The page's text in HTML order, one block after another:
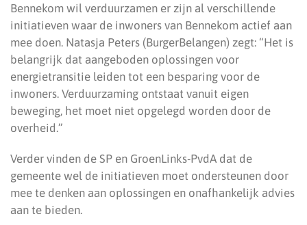
Bennekom wil verduurzamen er zijn al verschillende
initiatieven waar de inwoners van Bennekom actief aan
mee doen. Natasja Peters (BurgerBelangen) zegt: “Het is
belangrijk dat aangeboden oplossingen voor
energietransitie leiden tot een besparing voor de
inwoners. Verduurzaming ontstaat vanuit eigen
beweging, het moet niet opgelegd worden door de
overheid.”
Verder vinden de SP en GroenLinks-PvdA dat de
gemeente wel de initiatieven moet ondersteunen door
mee te denken aan oplossingen en onafhankelijk advies
aan te bieden.